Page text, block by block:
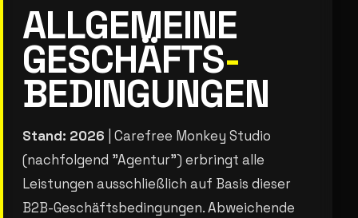
ALLGEMEINE
GESCHÄFTS-
BEDINGUNGEN
Stand: 2026 | Carefree Monkey Studio
(nachfolgend "Agentur") erbringt alle
Leistungen ausschließlich auf Basis dieser
B2B-Geschäftsbedingungen. Abweichende